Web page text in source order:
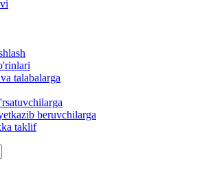
talabalarga
beruvchilarga
taklif